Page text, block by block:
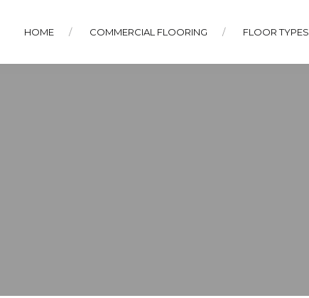
HOME COMMERCIAL FLOORING FLOOR TYPES